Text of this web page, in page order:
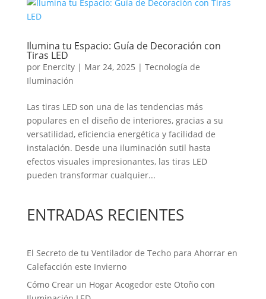
Ilumina tu Espacio: Guía de Decoración con
Tiras LED
por Enercity| Mar 24, 2025 | Tecnología de
Iluminación
Las tiras LED son una de las tendencias más
populares en el diseño de interiores, gracias a su
versatilidad, eficiencia energética y facilidad de
instalación. Desde una iluminación sutil hasta
efectos visuales impresionantes, las tiras LED
pueden transformar cualquier...
ENTRADAS RECIENTES
El Secreto de tu Ventilador de Techo para Ahorrar en
Calefacción este Invierno
Cómo Crear un Hogar Acogedor este Otoño con